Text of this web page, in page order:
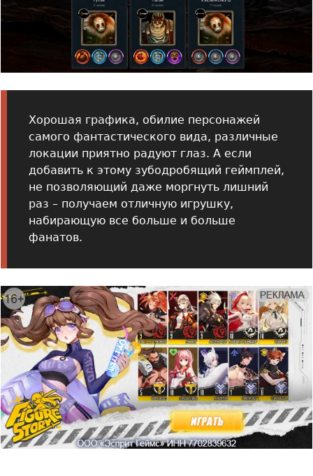
Хорошая графика, обилие персонажей
самого фантастического вида, различные
локации приятно радуют глаз. А если
добавить к этому зубодробящий геймплей,
не позволяющий даже моргнуть лишний
раз – получаем отличную игрушку,
набирающую все больше и больше
фанатов.